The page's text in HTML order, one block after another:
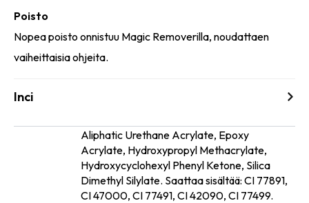
Poisto
Nopea poisto onnistuu Magic Removerilla, noudattaen
vaiheittaisia ohjeita.
Inci
Aliphatic Urethane Acrylate, Epoxy
Acrylate, Hydroxypropyl Methacrylate,
Hydroxycyclohexyl Phenyl Ketone, Silica
Dimethyl Silylate. Saattaa sisältää: CI 77891,
CI 47000, CI 77491, CI 42090, CI 77499.